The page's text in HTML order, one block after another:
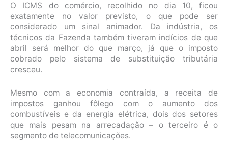
O ICMS do comércio, recolhido no dia 10, ficou
exatamente no valor previsto, o que pode ser
considerado um sinal animador. Da indústria, os
técnicos da Fazenda também tiveram indícios de que
abril será melhor do que março, já que o imposto
cobrado pelo sistema de substituição tributária
cresceu.
Mesmo com a economia contraída, a receita de
impostos ganhou fôlego com o aumento dos
combustíveis e da energia elétrica, dois dos setores
que mais pesam na arrecadação – o terceiro é o
segmento de telecomunicações.